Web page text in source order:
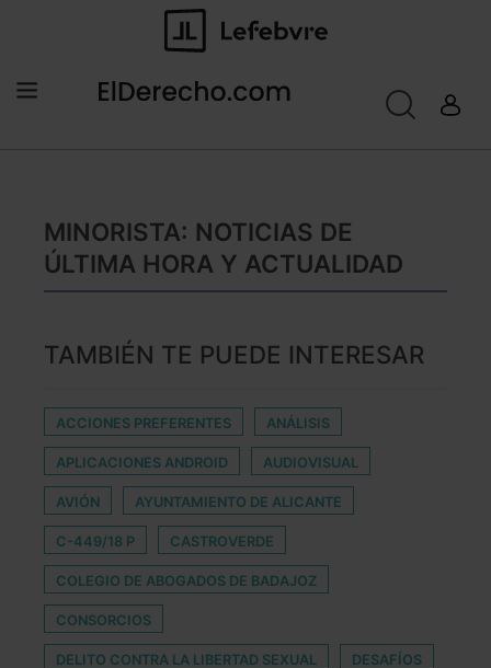
MINORISTA: NOTICIAS DE
ÚLTIMA HORA Y ACTUALIDAD
TAMBIÉN TE PUEDE INTERESAR
ACCIONES PREFERENTES ANÁLISIS
APLICACIONES ANDROID AUDIOVISUAL
AVIÓN AYUNTAMIENTO DE ALICANTE
C-449/18 P CASTROVERDE
COLEGIO DE ABOGADOS DE BADAJOZ
CONSORCIOS
DELITO CONTRA LA LIBERTAD SEXUAL DESAFÍOS